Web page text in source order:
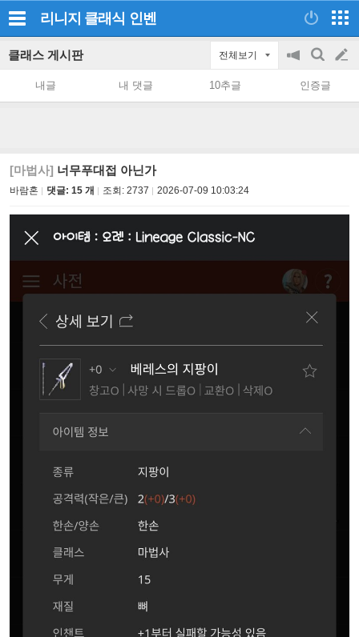
리니지 클래식 인벤
클래스 게시판 전체보기
공
on/off
검
색
글
쓰
내글 내 댓글 10추글 인증글
[마법사] 너무푸대접 아닌가
바람혼 댓글: 15 개 조회: 2737 2026-07-09 10:03:24